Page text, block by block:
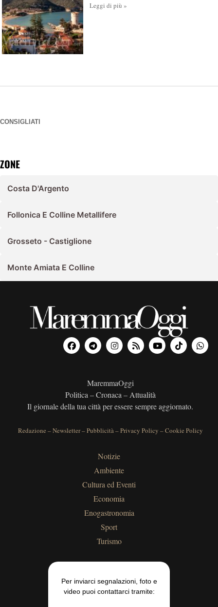
Leggi di più »
CONSIGLIATI
ZONE
Costa D'Argento
Follonica E Colline Metallifere
Grosseto - Castiglione
Monte Amiata E Colline
MaremmaOggi
Politica – Cronaca – Attualità
Il giornale della tua città per essere sempre aggiornato.
Redazione –Newsletter–Pubblicità–Privacy Policy –Cookie Policy
Notizie
Ambiente
Cultura ed Eventi
Economia
Enogastronomia
Sport
Turismo
Per inviarci segnalazioni, foto e
video puoi contattarci tramite: